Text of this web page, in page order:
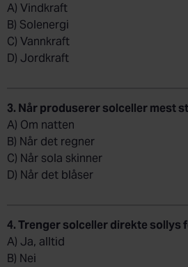
A) Vindkraft
B) Solenergi
C) Vannkraft
D) Jordkraft
3. Når produserer solceller mest
A) Om natten
B) Når det regner
C) Når sola skinner
D) Når det blåser
4. Trenger solceller direkte sollys
A) Ja, alltid
B) Nei